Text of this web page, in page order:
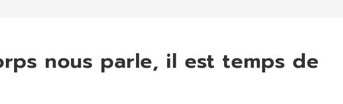
nous parle, il est temps de